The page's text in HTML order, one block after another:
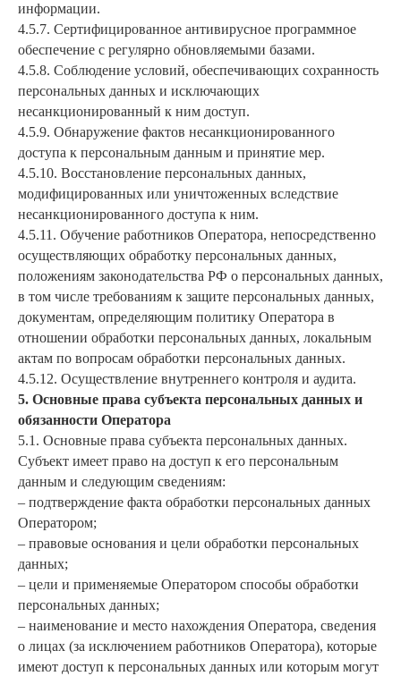
информации.
4.5.7. Сертифицированное антивирусное программное
обеспечение с регулярно обновляемыми базами.
4.5.8. Соблюдение условий, обеспечивающих сохранность
персональных данных и исключающих
несанкционированный к ним доступ.
4.5.9. Обнаружение фактов несанкционированного
доступа к персональным данным и принятие мер.
4.5.10. Восстановление персональных данных,
модифицированных или уничтоженных вследствие
несанкционированного доступа к ним.
4.5.11. Обучение работников Оператора, непосредственно
осуществляющих обработку персональных данных,
положениям законодательства РФ о персональных данных,
в том числе требованиям к защите персональных данных,
документам, определяющим политику Оператора в
отношении обработки персональных данных, локальным
актам по вопросам обработки персональных данных.
4.5.12. Осуществление внутреннего контроля и аудита.
5. Основные права субъекта персональных данных и
обязанности Оператора
5.1. Основные права субъекта персональных данных.
Субъект имеет право на доступ к его персональным
данным и следующим сведениям:
– подтверждение факта обработки персональных данных
Оператором;
– правовые основания и цели обработки персональных
данных;
– цели и применяемые Оператором способы обработки
персональных данных;
– наименование и место нахождения Оператора, сведения
о лицах (за исключением работников Оператора), которые
имеют доступ к персональных данных или которым могут